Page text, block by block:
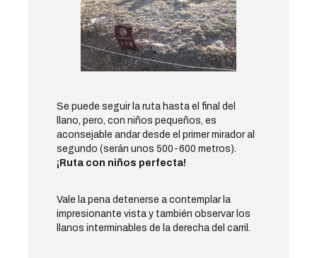
Se puede seguir la ruta hasta el final del
llano, pero, con niños pequeños, es
aconsejable andar desde el primer mirador al
segundo (serán unos 500-600 metros).
¡Ruta con niños perfecta!
Vale la pena detenerse a contemplar la
impresionante vista y también observar los
llanos interminables de la derecha del carril.